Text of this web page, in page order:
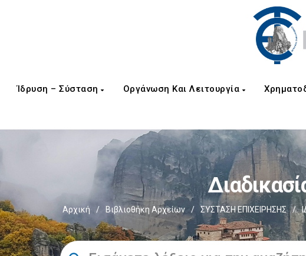
Ίδρυση – Σύσταση Οργάνωση Και Λειτουργία
Αρχική / Βιβλιοθήκη Αρχείων / ΣΥΣΤΑΣΗ ΕΠΙΧΕΙΡΗΣΗΣ /